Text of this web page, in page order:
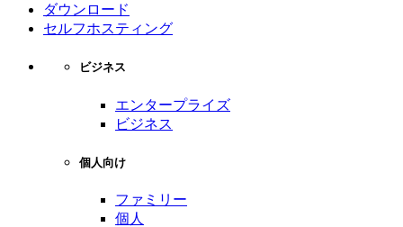
ダウンロード
セルフホスティング
ビジネス
エンタープライズ
ビジネス
個人向け
ファミリー
個人